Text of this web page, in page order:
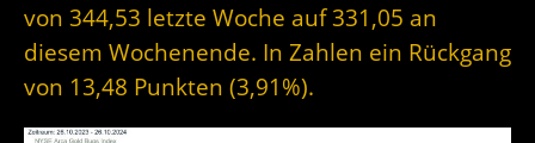
von 344,53 letzte Woche auf 331,05 an
diesem Wochenende. In Zahlen ein Rückgang
von 13,48 Punkten (3,91%).